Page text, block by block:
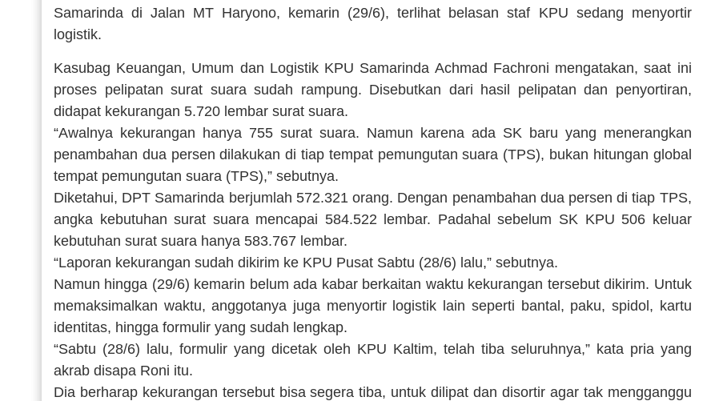
Samarinda di Jalan MT Haryono, kemarin (29/6), terlihat belasan staf KPU sedang menyortir
logistik.
Kasubag Keuangan, Umum dan Logistik KPU Samarinda Achmad Fachroni mengatakan, saat ini
proses pelipatan surat suara sudah rampung. Disebutkan dari hasil pelipatan dan penyortiran,
didapat kekurangan 5.720 lembar surat suara.
“Awalnya kekurangan hanya 755 surat suara. Namun karena ada SK baru yang menerangkan
penambahan dua persen dilakukan di tiap tempat pemungutan suara (TPS), bukan hitungan global
tempat pemungutan suara (TPS),” sebutnya.
Diketahui, DPT Samarinda berjumlah 572.321 orang. Dengan penambahan dua persen di tiap TPS,
angka kebutuhan surat suara mencapai 584.522 lembar. Padahal sebelum SK KPU 506 keluar
kebutuhan surat suara hanya 583.767 lembar.
“Laporan kekurangan sudah dikirim ke KPU Pusat Sabtu (28/6) lalu,” sebutnya.
Namun hingga (29/6) kemarin belum ada kabar berkaitan waktu kekurangan tersebut dikirim. Untuk
memaksimalkan waktu, anggotanya juga menyortir logistik lain seperti bantal, paku, spidol, kartu
identitas, hingga formulir yang sudah lengkap.
“Sabtu (28/6) lalu, formulir yang dicetak oleh KPU Kaltim, telah tiba seluruhnya,” kata pria yang
akrab disapa Roni itu.
Dia berharap kekurangan tersebut bisa segera tiba, untuk dilipat dan disortir agar tak mengganggu